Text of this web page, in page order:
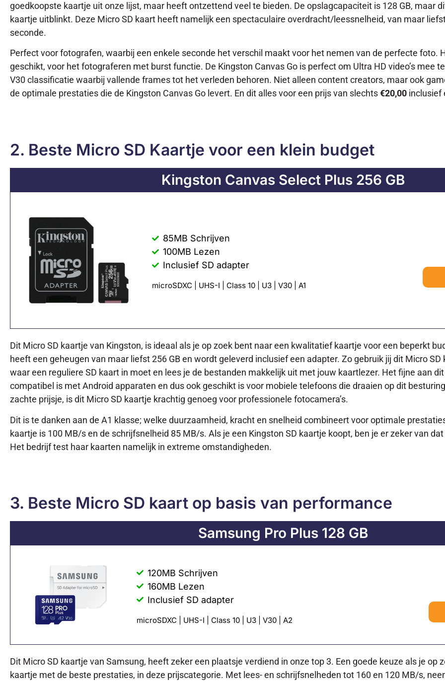
goedkoopste kaartje uit onze lijst, maar heeft ontzettend veel te bieden. De opslagcapaciteit is 128 GB, maar
kaartje uitblinkt. Deze Micro SD kaart heeft namelijk een spectaculaire overdracht/leessnelheid, van maar
seconde.
Perfect voor fotografen, waarbij een enkele seconde het verschil maakt voor het nemen van de perfecte foto.
geschikt, voor het fotograferen met burst functie. De Kingston Canvas Go is perfect om Ultra HD video’s mee
V30 classificatie waarbij vallende frames tot het verleden behoren. Niet alleen content creators, maar ook
de optimale prestaties die de Kingston Canvas Go levert. En dit alles voor een prijs van slechts€20,00 inclusief
2. Beste Micro SD Kaartje voor een klein budget
Kingston Canvas Select Plus 256 GB
85MB Schrijven
100MB Lezen
Inclusief SD adapter
microSDXC | UHS-I | Class 10 | U3 | V30 | A1
Dit Micro SD kaartje van Kingston, is ideaal als je op zoek bent naar een kwalitatief kaartje voor een beperkt
heeft een geheugen van maar liefst 256 GB en wordt geleverd inclusief een adapter. Zo gebruik jij dit Micro
waar een reguliere SD kaart in moet en lees je de bestanden makkelijk uit met jouw kaartlezer. Het fijne aan
compatibel is met Android apparaten en dus ook geschikt is voor mobiele telefoons die draaien op dit
zachte prijsje, is dit Micro SD kaartje krachtig genoeg voor professionele fotocamera’s.
Dit is te danken aan de A1 klasse; welke duurzaamheid, kracht en snelheid combineert voor optimale
kaartje is 100 MB/s en de schrijfsnelheid 85 MB/s. Als je een Kingston SD kaartje koopt, ben je er zeker van
Het bedrijf test haar kaarten namelijk in extreme omstandigheden.
3. Beste Micro SD kaart op basis van performance
Samsung Pro Plus 128 GB
120MB Schrijven
160MB Lezen
Inclusief SD adapter
microSDXC | UHS-I | Class 10 | U3 | V30 | A2
Dit Micro SD kaartje van Samsung, heeft zeker een plaatsje verdiend in onze top 3. Een goede keuze als je op
kaartje met de beste prestaties, in deze prijscategorie. Met lees- en schrijfsnelheden tot 160 en 120 MB/s,